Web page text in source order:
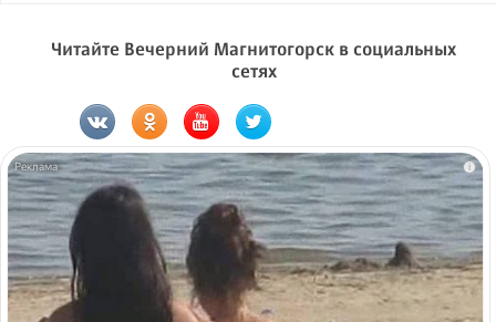
Читайте Вечерний Магнитогорск в социальных
сетях
i